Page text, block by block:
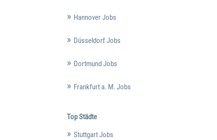
Hannover Jobs
Düsseldorf Jobs
Dortmund Jobs
Frankfurt a. M. Jobs
Top Städte
Stuttgart Jobs